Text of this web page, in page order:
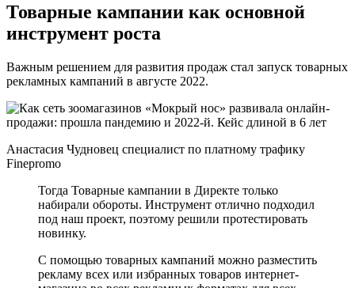
Товарные кампании как основной
инструмент роста
Важным решением для развития продаж стал запуск товарных
рекламных кампаний в августе 2022.
Анастасия Чудновец специалист по платному трафику
Finepromo
Тогда Товарные кампании в Директе только
набирали обороты. Инструмент отлично подходил
под наш проект, поэтому решили протестировать
новинку.
С помощью товарных кампаний можно разместить
рекламу всех или избранных товаров интернет-